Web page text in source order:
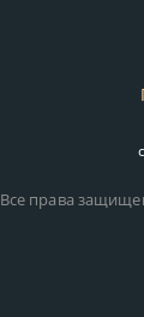
Все права